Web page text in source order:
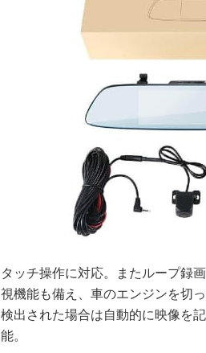
タッチ操作に対応。またループ録
視機能も備え、車のエンジンを切
検出された場合は自動的に映像を
能。